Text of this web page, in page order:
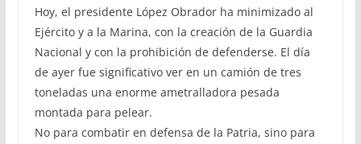
Hoy, el presidente López Obrador ha minimizado al
Ejército y a la Marina, con la creación de la Guardia
Nacional y con la prohibición de defenderse. El día
de ayer fue significativo ver en un camión de tres
toneladas una enorme ametralladora pesada
montada para pelear.
No para combatir en defensa de la Patria, sino para